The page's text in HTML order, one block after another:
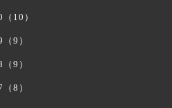
10）
9）
9）
8）